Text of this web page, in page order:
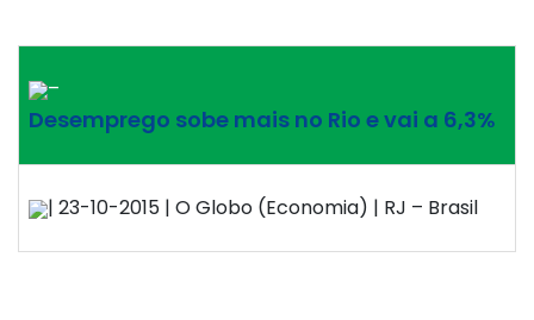
–
Desemprego sobe mais no Rio e vai a 6,3%
| 23-10-2015 | O Globo (Economia) | RJ – Brasil